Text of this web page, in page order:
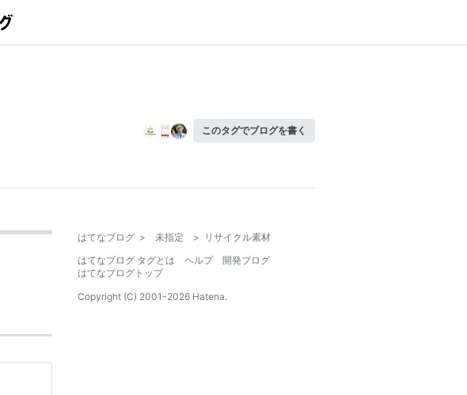
このタグでブログを書く
はてなブログ > 未指定 >
リサイクル素材
はてなブログ タグとは
ヘルプ
開発ブログ
はてなブログトップ
Copyright (C) 2001-2026 Hatena.